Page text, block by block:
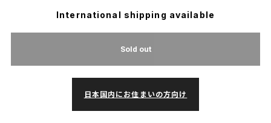
International shipping available
Sold out
日本国内にお住まいの方向け